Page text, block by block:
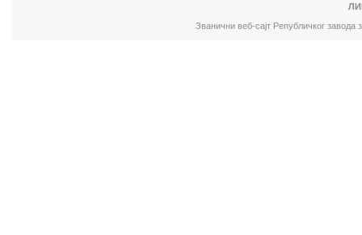
Званични веб-сајт Републичког